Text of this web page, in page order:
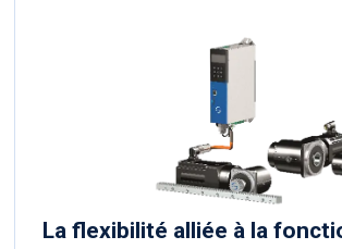
La flexibilité alliée à la